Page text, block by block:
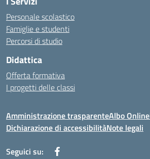
Personale scolastico
Famiglie e studenti
Percorsi di studio
Didattica
Offerta formativa
I progetti delle classi
Amministrazione trasparenteAlbo Online
Dichiarazione di accessibilitàNote legali
Seguici su: